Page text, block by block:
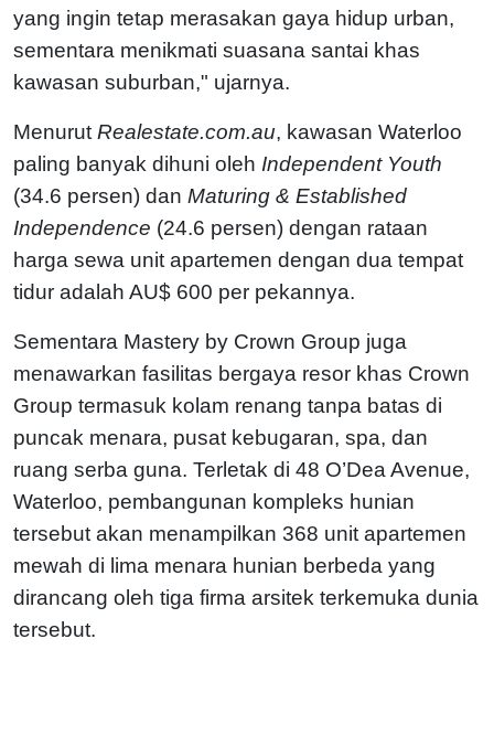
yang ingin tetap merasakan gaya hidup urban,
sementara menikmati suasana santai khas
kawasan suburban," ujarnya.
Menurut Realestate.com.au, kawasan Waterloo
paling banyak dihuni oleh Independent Youth
(34.6 persen) dan Maturing & Established
Independence (24.6 persen) dengan rataan
harga sewa unit apartemen dengan dua tempat
tidur adalah AU$ 600 per pekannya.
Sementara Mastery by Crown Group juga
menawarkan fasilitas bergaya resor khas Crown
Group termasuk kolam renang tanpa batas di
puncak menara, pusat kebugaran, spa, dan
ruang serba guna. Terletak di 48 O’Dea Avenue,
Waterloo, pembangunan kompleks hunian
tersebut akan menampilkan 368 unit apartemen
mewah di lima menara hunian berbeda yang
dirancang oleh tiga firma arsitek terkemuka dunia
tersebut.